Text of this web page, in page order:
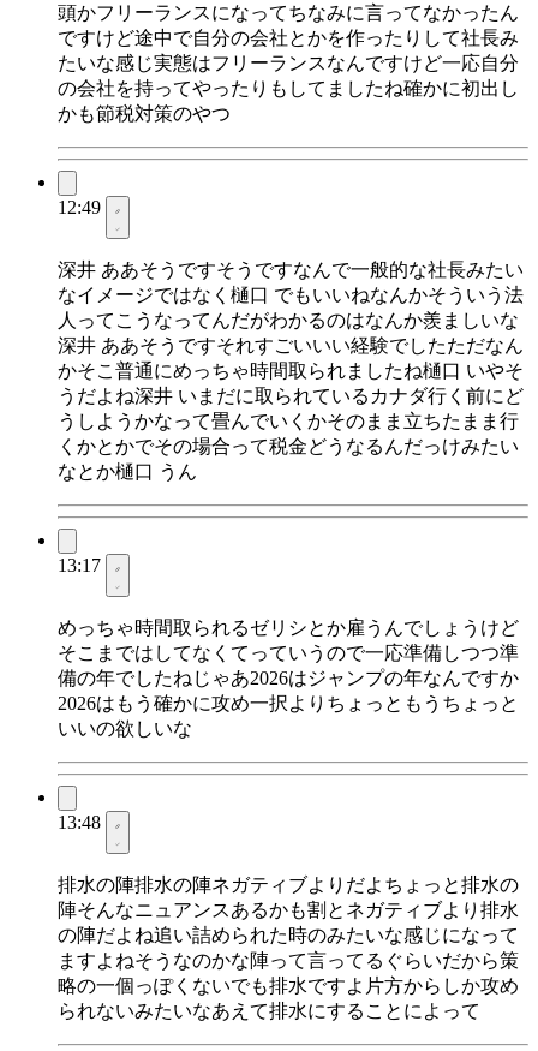
頭かフリーランスになってちなみに言ってなかったん
ですけど途中で自分の会社とかを作ったりして社長み
たいな感じ実態はフリーランスなんですけど一応自分
の会社を持ってやったりもしてましたね確かに初出し
かも節税対策のやつ
12:49
深井 ああそうですそうですなんで一般的な社長みたい
なイメージではなく樋口 でもいいねなんかそういう法
人ってこうなってんだがわかるのはなんか羨ましいな
深井 ああそうですそれすごいいい経験でしたただなん
かそこ普通にめっちゃ時間取られましたね樋口 いやそ
うだよね深井 いまだに取られているカナダ行く前にど
うしようかなって畳んでいくかそのまま立ちたまま行
くかとかでその場合って税金どうなるんだっけみたい
なとか樋口 うん
13:17
めっちゃ時間取られるゼリシとか雇うんでしょうけど
そこまではしてなくてっていうので一応準備しつつ準
備の年でしたねじゃあ2026はジャンプの年なんですか
2026はもう確かに攻め一択よりちょっともうちょっと
いいの欲しいな
13:48
排水の陣排水の陣ネガティブよりだよちょっと排水の
陣そんなニュアンスあるかも割とネガティブより排水
の陣だよね追い詰められた時のみたいな感じになって
ますよねそうなのかな陣って言ってるぐらいだから策
略の一個っぽくないでも排水ですよ片方からしか攻め
られないみたいなあえて排水にすることによって